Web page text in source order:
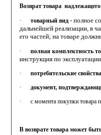
Возврат товара надлежащего
· товарный вид - полное
дальнейшей реализации, в
его частей; на товаре
· полная комплектность
инструкция по
·
потребительские свойства
·
документ,
·
с момента покупки товара
В возврате товара может